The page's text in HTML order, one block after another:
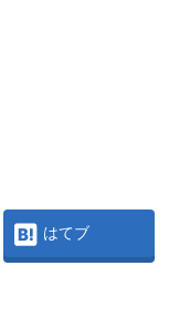
はてブ